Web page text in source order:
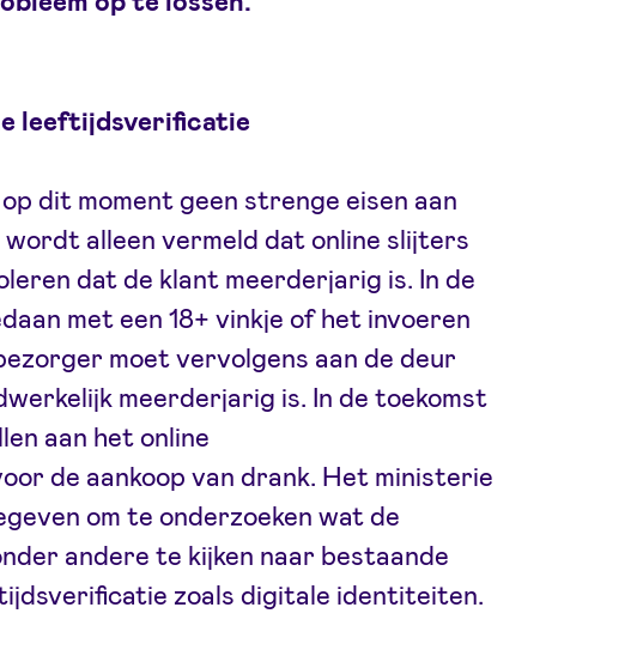
leeftijdsverificatie
dit moment geen strenge eisen aan
alleen vermeld dat online slijters
dat de klant meerderjarig is. In de
met een 18+ vinkje of het invoeren
moet vervolgens aan de deur
meerderjarig is. In de toekomst
aan het online
de aankoop van drank. Het ministerie
om te onderzoeken wat de
andere te kijken naar bestaande
zoals digitale identiteiten.